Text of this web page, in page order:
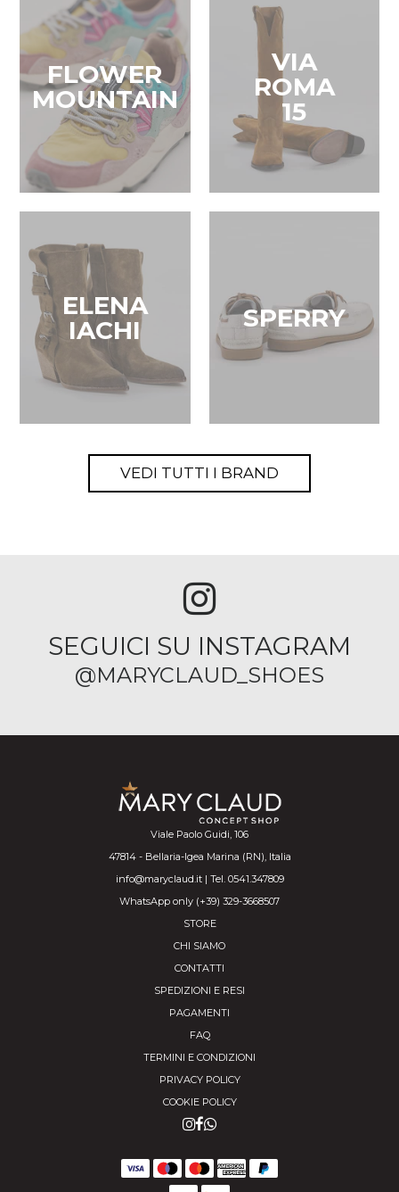
FLOWER
MOUNTAIN
VIA
ROMA
15
ELENA
IACHI
SPERRY
VEDI TUTTI I BRAND
SEGUICI SU INSTAGRAM
@MARYCLAUD_SHOES
Viale Paolo Guidi, 106
47814 - Bellaria-Igea Marina (RN), Italia
info@maryclaud.it | Tel. 0541.347809
WhatsApp only (+39) 329-3668507
STORE
CHI SIAMO
CONTATTI
SPEDIZIONI E RESI
PAGAMENTI
FAQ
TERMINI E CONDIZIONI
PRIVACY POLICY
COOKIE POLICY